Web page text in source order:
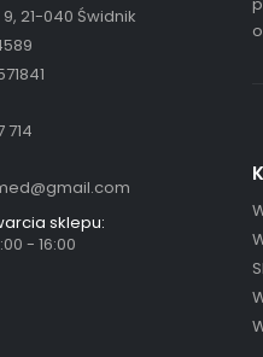
21-040 Świdnik
714
sklepu:
- 16:00